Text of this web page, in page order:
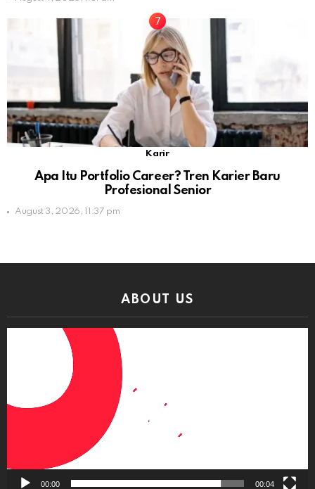
Karir
Apa Itu Portfolio Career? Tren Karier Baru
Profesional Senior
August 3, 2026, 11:37 pm
ABOUT US
00:00 00:04